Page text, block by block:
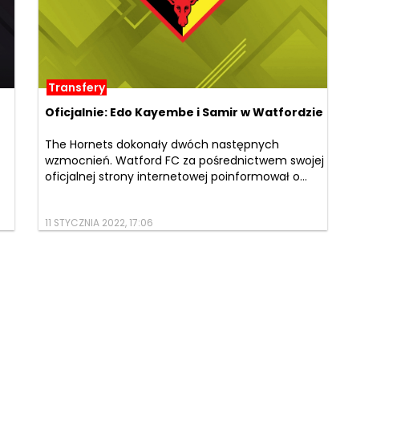
Transfery
Oficjalnie: Edo Kayembe i Samir w Watfordzie
The Hornets dokonały dwóch następnych
wzmocnień. Watford FC za pośrednictwem swojej
oficjalnej strony internetowej poinformował o...
11 STYCZNIA 2022, 17:06